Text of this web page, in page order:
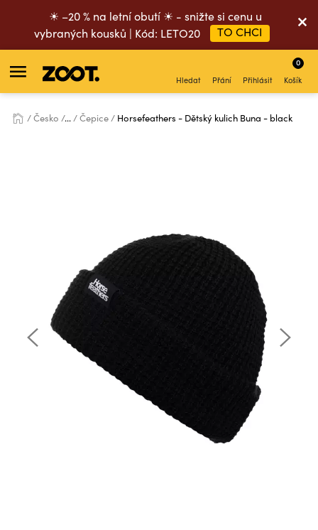
☀ –20 % na letní obutí ☀ - snižte si cenu u
vybraných kousků | Kód: LETO20
TO CHCI
Hledat Přání Přihlásit Košík
0
Česko ... Čepice Horsefeathers - Dětský kulich Buna - black